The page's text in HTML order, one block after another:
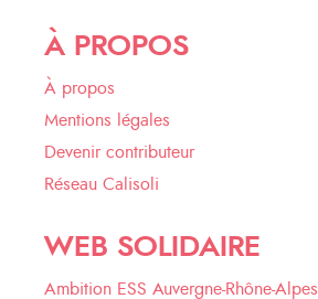
À PROPOS
À propos
Mentions légales
Devenir contributeur
Réseau Calisoli
WEB SOLIDAIRE
Ambition ESS Auvergne-Rhône-Alpes